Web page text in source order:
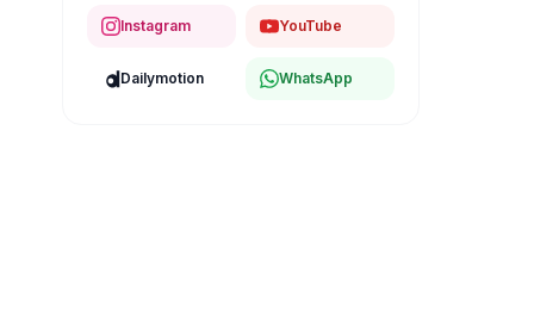
Instagram YouTube
Dailymotion WhatsApp